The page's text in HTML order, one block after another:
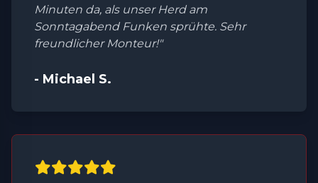
Minuten da, als unser Herd am
Sonntagabend Funken sprühte. Sehr
freundlicher Monteur!"
- Michael S.